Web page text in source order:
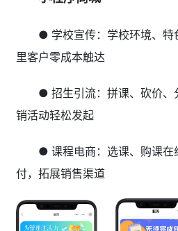
● 学校宣传：学校环境、特
里客户零成本触达
● 招生引流：拼课、砍价、
销活动轻松发起
● 课程电商：选课、购课在
付，拓展销售渠道